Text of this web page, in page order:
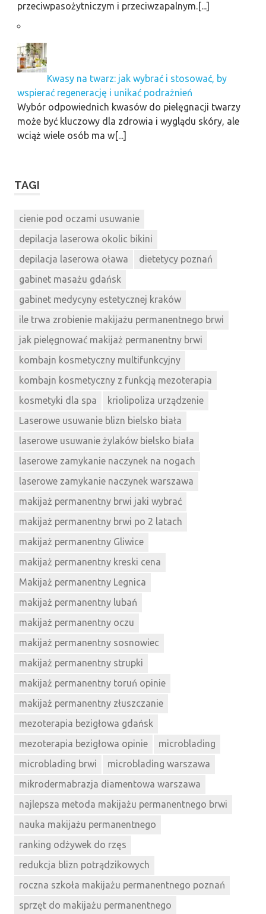
przeciwpasożytniczym i przeciwzapalnym.[...]
Kwasy na twarz: jak wybrać i stosować, by
wspierać regenerację i unikać podrażnień
Wybór odpowiednich kwasów do pielęgnacji twarzy
może być kluczowy dla zdrowia i wyglądu skóry, ale
wciąż wiele osób ma w[...]
TAGI
cienie pod oczami usuwanie
depilacja laserowa okolic bikini
depilacja laserowa oława
dietetycy poznań
gabinet masażu gdańsk
gabinet medycyny estetycznej kraków
ile trwa zrobienie makijażu permanentnego brwi
jak pielęgnować makijaż permanentny brwi
kombajn kosmetyczny multifunkcyjny
kombajn kosmetyczny z funkcją mezoterapia
kosmetyki dla spa
kriolipoliza urządzenie
Laserowe usuwanie blizn bielsko biała
laserowe usuwanie żylaków bielsko biała
laserowe zamykanie naczynek na nogach
laserowe zamykanie naczynek warszawa
makijaż permanentny brwi jaki wybrać
makijaż permanentny brwi po 2 latach
makijaż permanentny Gliwice
makijaż permanentny kreski cena
Makijaż permanentny Legnica
makijaż permanentny lubań
makijaż permanentny oczu
makijaż permanentny sosnowiec
makijaż permanentny strupki
makijaż permanentny toruń opinie
makijaż permanentny złuszczanie
mezoterapia bezigłowa gdańsk
mezoterapia bezigłowa opinie
microblading
microblading brwi
microblading warszawa
mikrodermabrazja diamentowa warszawa
najlepsza metoda makijażu permanentnego brwi
nauka makijażu permanentnego
ranking odżywek do rzęs
redukcja blizn potrądzikowych
roczna szkoła makijażu permanentnego poznań
sprzęt do makijażu permanentnego